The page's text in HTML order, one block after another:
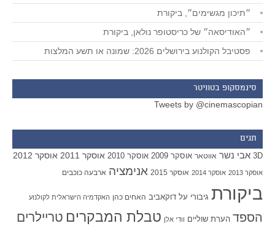
״תיכון מגשימים״, ביקורת
״האודיסאה״ של כריסטופר נולאן, ביקורת
פסטיבל הקולנוע בירושלים 2026: שמונה או תשע המלצות
סינמסקופ בטוויטר
Tweets by @cinemascopian
תגים
3D אבי נשר אווטאר אוסקר 2009 אוסקר 2010 אוסקר 2011 אוסקר 2012
אוסקר 2013 אוסקר 2014 אוסקר 2015 אנימציה ארבעה כוכבים
ביקורת גיבורי על דוקאביב האחים כהן האקדמיה הישראלית לקולנוע
הספד הערת שוליים וודי אלן טבלת המבקרים טריילרים